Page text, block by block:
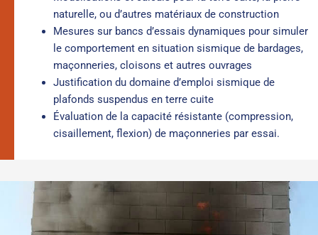
naturelle, ou d’autres matériaux de construction
Mesures sur bancs d’essais dynamiques pour simuler
le comportement en situation sismique de bardages,
maçonneries, cloisons et autres ouvrages
Justification du domaine d’emploi sismique de
plafonds suspendus en terre cuite
Évaluation de la capacité résistante (compression,
cisaillement, flexion) de maçonneries par essai.